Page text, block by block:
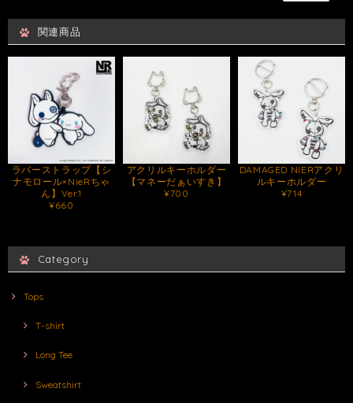
関連商品
ラバーストラップ【シ
ナモロール×NieRちゃ
ん】Ver.1
¥660
アクリルキーホルダー
【マネーだぁいすき】
¥700
DAMAGED NIERアクリ
ルキーホルダー
¥714
Category
Tops
T-shirt
Long Tee
Sweatshirt